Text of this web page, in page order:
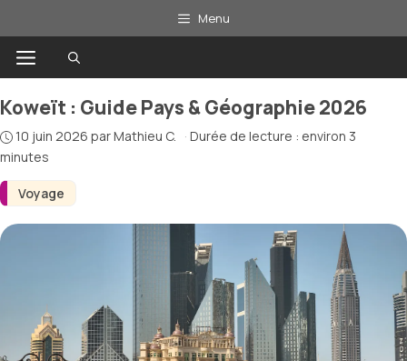
au
contenu
Menu
Menu
Voyage
Koweït : Guide Pays & Géographie 2026
10 juin 2026 parMathieu C. · Durée de lecture : environ 3
minutes